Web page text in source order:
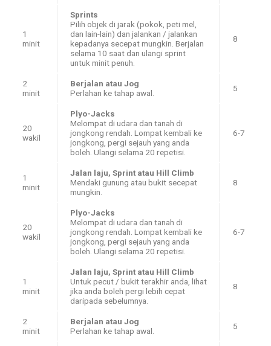
1
minit
Sprints
Pilih objek di jarak (pokok, peti mel,
dan lain-lain) dan jalankan / jalankan
kepadanya secepat mungkin. Berjalan
selama 10 saat dan ulangi sprint
untuk minit penuh.
8
2
minit
Berjalan atau Jog
Perlahan ke tahap awal.
5
20
wakil
Plyo-Jacks
Melompat di udara dan tanah di
jongkong rendah. Lompat kembali ke
jongkong, pergi sejauh yang anda
boleh. Ulangi selama 20 repetisi.
6-7
1
minit
Jalan laju, Sprint atau Hill Climb
Mendaki gunung atau bukit secepat
mungkin.
8
20
wakil
Plyo-Jacks
Melompat di udara dan tanah di
jongkong rendah. Lompat kembali ke
jongkong, pergi sejauh yang anda
boleh. Ulangi selama 20 repetisi.
6-7
1
minit
Jalan laju, Sprint atau Hill Climb
Untuk pecut / bukit terakhir anda, lihat
jika anda boleh pergi lebih cepat
daripada sebelumnya.
8
2
minit
Berjalan atau Jog
Perlahan ke tahap awal.
5